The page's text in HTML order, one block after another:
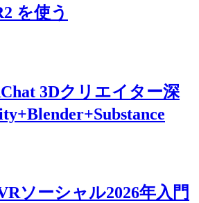
を使う
3Dクリエイター深
ソーシャル2026年入門